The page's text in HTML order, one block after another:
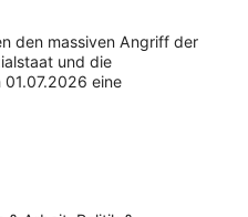
den massiven Angriff der
und die
01.07.2026 eine